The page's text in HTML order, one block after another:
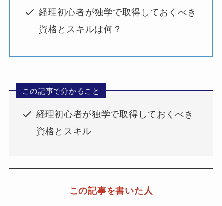
経理初心者が独学で取得しておくべき
資格とスキルは何？
この記事で分かること
経理初心者が独学で取得しておくべき
資格とスキル
この記事を書いた人